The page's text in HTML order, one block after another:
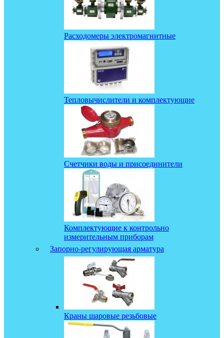
Расходомеры электромагнитные
Тепловычислители и комплектующие
Счетчики воды и присоединители
Комплектующие к контрольно
измерительным приборам
Запорно-регулирующая арматура
Краны шаровые резьбовые